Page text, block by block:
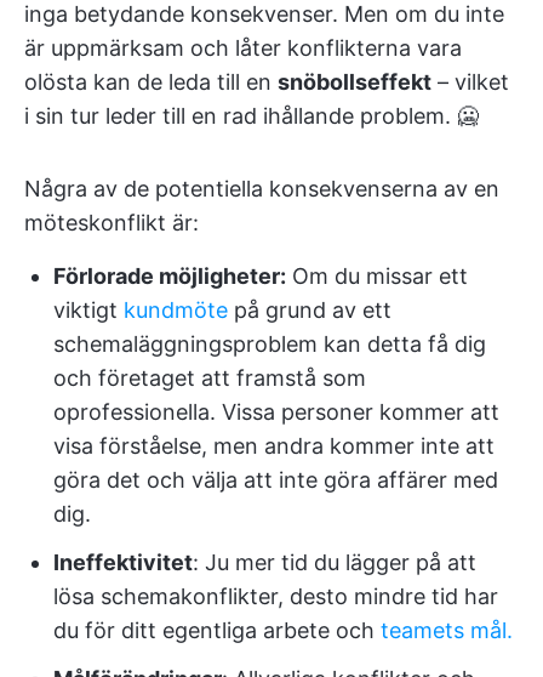
inga betydande konsekvenser. Men om du inte
är uppmärksam och låter konflikterna vara
olösta kan de leda till en snöbollseffekt – vilket
i sin tur leder till en rad ihållande problem. 🥶
Några av de potentiella konsekvenserna av en
möteskonflikt är:
Förlorade möjligheter: Om du missar ett
viktigt kundmöte på grund av ett
schemaläggningsproblem kan detta få dig
och företaget att framstå som
oprofessionella. Vissa personer kommer att
visa förståelse, men andra kommer inte att
göra det och välja att inte göra affärer med
dig.
Ineffektivitet: Ju mer tid du lägger på att
lösa schemakonflikter, desto mindre tid har
du för ditt egentliga arbete och teamets mål.